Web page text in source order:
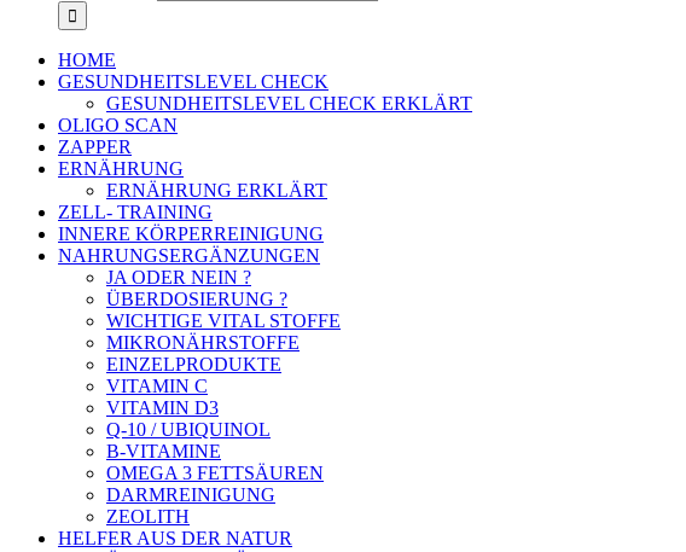
HOME
GESUNDHEITSLEVEL CHECK
GESUNDHEITSLEVEL CHECK ERKLÄRT
OLIGO SCAN
ZAPPER
ERNÄHRUNG
ERNÄHRUNG ERKLÄRT
ZELL- TRAINING
INNERE KÖRPERREINIGUNG
NAHRUNGSERGÄNZUNGEN
JA ODER NEIN ?
ÜBERDOSIERUNG ?
WICHTIGE VITAL STOFFE
MIKRONÄHRSTOFFE
EINZELPRODUKTE
VITAMIN C
VITAMIN D3
Q-10 / UBIQUINOL
B-VITAMINE
OMEGA 3 FETTSÄUREN
DARMREINIGUNG
ZEOLITH
HELFER AUS DER NATUR